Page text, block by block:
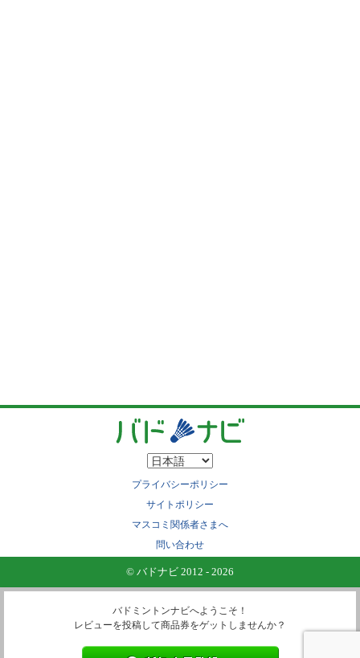
プライバシーポリシー
サイトポリシー
マスコミ関係者さまへ
問い合わせ
© バドナビ 2012 - 2026
バドミントンナビへようこそ！
レビューを投稿して商品券をゲットしませんか？